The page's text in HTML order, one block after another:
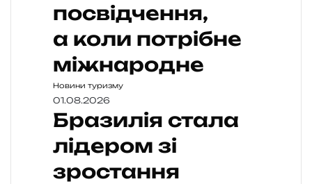
посвідчення,
а коли потрібне
міжнародне
Новини туризму
01.08.2026
Бразилія стала
лідером зі
зростання